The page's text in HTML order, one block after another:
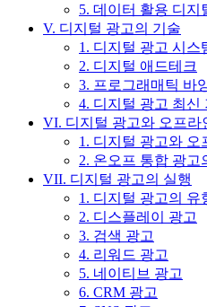
5. 데이터 활용 디지
V. 디지털 광고의 기술
1. 디지털 광고 시스
2. 디지털 애드테크
3. 프로그래매틱 바
4. 디지털 광고 최신
VI. 디지털 광고와 오프라
1. 디지털 광고와 오
2. 온오프 통합 광고
VII. 디지털 광고의 실행
1. 디지털 광고의 유
2. 디스플레이 광고
3. 검색 광고
4. 리워드 광고
5. 네이티브 광고
6. CRM 광고